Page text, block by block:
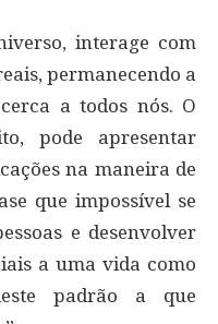
interage com
permanecendo a
a todos nós. O
pode apresentar
na maneira de
que impossível se
e desenvolver
a uma vida como
padrão a que